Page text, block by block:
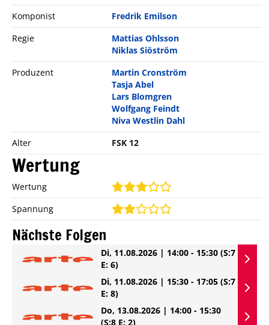
Komponist
Fredrik Emilson
Regie
Mattias Ohlsson
Niklas Siöström
Produzent
Martin Cronström
Tasja Abel
Lars Blomgren
Wolfgang Feindt
Niva Westlin Dahl
Alter
FSK 12
Wertung
Wertung
Spannung
Nächste Folgen
Di, 11.08.2026 | 14:00 - 15:30 (S:7
E: 6)
Di, 11.08.2026 | 15:30 - 17:05 (S:7
E: 8)
Do, 13.08.2026 | 14:00 - 15:30
(S:8 E: 2)